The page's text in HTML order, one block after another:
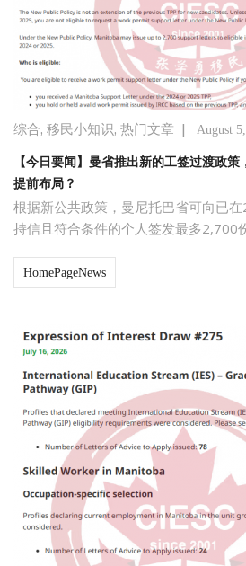
综合, 移民小知识, 热门文章 | August
【今日要闻】曼省推出新的工签过渡政
提前布局？
根据新公共政策，曼尼托巴省可向已
持信且符合条件的个人签发最多2,700
HomePageNews